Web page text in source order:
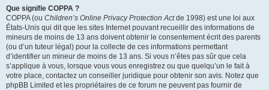
Que signifie COPPA ?
COPPA (ou Children’s Online Privacy Protection Actde 1998) est une loi aux
États-Unis qui dit que les sites Internet pouvant recueillir des informations de
mineurs de moins de 13 ans doivent obtenir le consentement écrit des parents
(ou d’un tuteur légal) pour la collecte de ces informations permettant
d’identifier un mineur de moins de 13 ans. Si vous n’êtes pas sûr que cela
s’applique à vous, lorsque vous vous enregistrez ou que quelqu’un le fait à
votre place, contactez un conseiller juridique pour obtenir son avis. Notez que
phpBB Limited et les propriétaires de ce forum ne peuvent pas fournir de